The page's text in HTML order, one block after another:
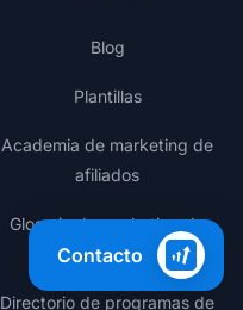
Blog
Plantillas
Academia de marketing de
afiliados
Glosario de marketing de
afiliados
Directorio de programas de
Contacto